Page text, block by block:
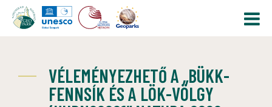
VÉLEMÉNYEZHETŐ A „BÜKK-
FENNSÍK ÉS A LÖK-VÖLGY